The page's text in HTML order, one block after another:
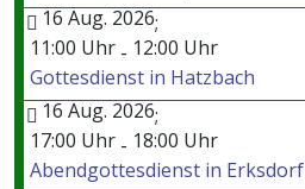
16 Aug. 2026;
11:00 Uhr - 12:00 Uhr
Gottesdienst in Hatzbach
16 Aug. 2026;
17:00 Uhr - 18:00 Uhr
Abendgottesdienst in Erksdorf